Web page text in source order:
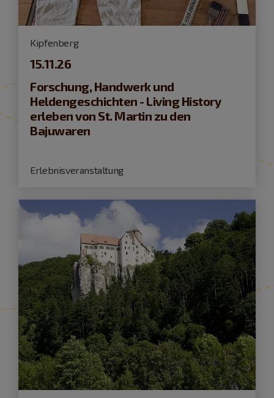
Kipfenberg
15.11.26
Forschung, Handwerk und
Heldengeschichten - Living History
erleben von St. Martin zu den
Bajuwaren
Erlebnisveranstaltung